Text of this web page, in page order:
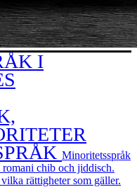
I
Minoritetsspråk
chib och jiddisch.
rättigheter som gäller.